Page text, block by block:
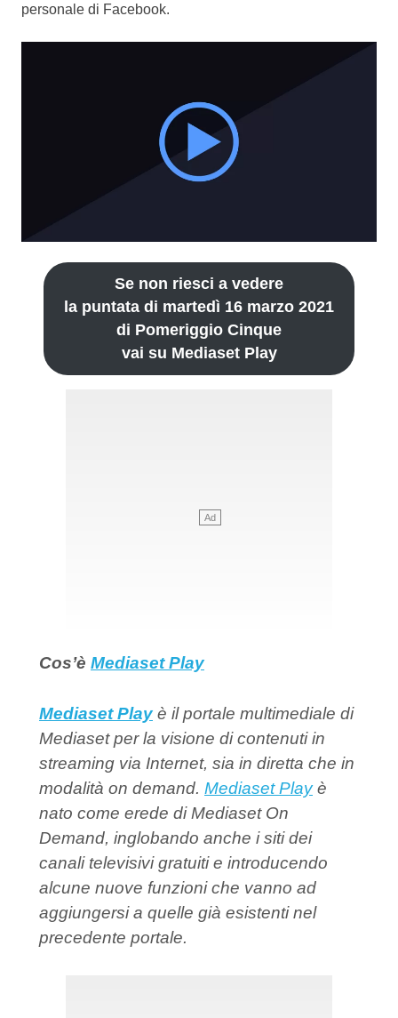
personale di Facebook.
Se non riesci a vedere
la puntata di martedì 16 marzo 2021
di Pomeriggio Cinque
vai su Mediaset Play
Cos’è Mediaset Play
Mediaset Play è il portale multimediale di
Mediaset per la visione di contenuti in
streaming via Internet, sia in diretta che in
modalità on demand. Mediaset Playè
nato come erede di Mediaset On
Demand, inglobando anche i siti dei
canali televisivi gratuiti e introducendo
alcune nuove funzioni che vanno ad
aggiungersi a quelle già esistenti nel
precedente portale.